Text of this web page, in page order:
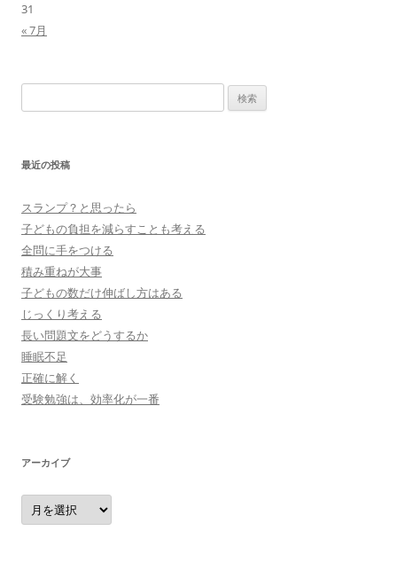
31
« 7月
索:
最近の投稿
スランプ？と思ったら
子どもの負担を減らすことも考える
全問に手をつける
積み重ねが大事
子どもの数だけ伸ばし方はある
じっくり考える
長い問題文をどうするか
睡眠不足
正確に解く
受験勉強は、効率化が一番
アーカイブ
ア
ー
カ